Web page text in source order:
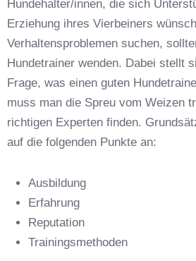
Anschrift
Hundehalter/innen, die sich
Erziehung ihres Vierbeiners
Verhaltensproblemen suchen,
Hundetrainer wenden. Dabei stellt
Frage, was einen guten
muss man die Spreu vom Weizen
richtigen Experten finden.
auf die folgenden Punkte an:
Ausbildung
Erfahrung
Reputation
Trainingsmethoden